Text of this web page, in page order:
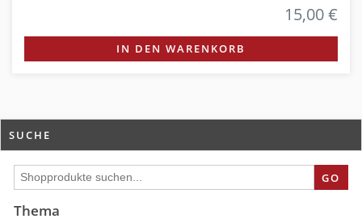
15,00 €
IN DEN WARENKORB
SUCHE
GO
Thema